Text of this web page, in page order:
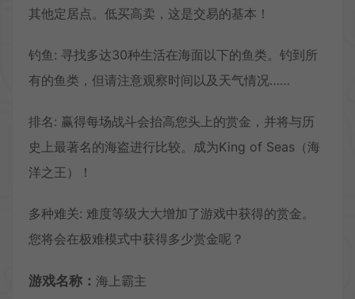
其他定居点。低买高卖，这是交易的基本！
钓鱼: 寻找多达30种生活在海面以下的鱼类。钓到所
有的鱼类，但请注意观察时间以及天气情况……
排名: 赢得每场战斗会抬高您头上的赏金，并将与历
史上最著名的海盗进行比较。成为King of Seas（海
洋之王）！
多种难关: 难度等级大大增加了游戏中获得的赏金。
您将会在极难模式中获得多少赏金呢？
游戏名称： 海上霸主